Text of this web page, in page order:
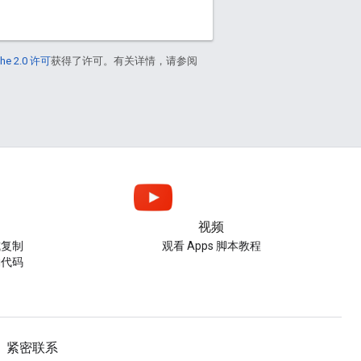
2.0 许可获得了许可。有关详情，请参阅
制
码
视频
观看 Apps 脚本教程
紧密联系